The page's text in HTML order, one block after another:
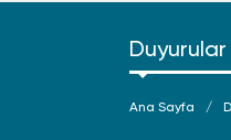
Duyurular
Ana Sayfa